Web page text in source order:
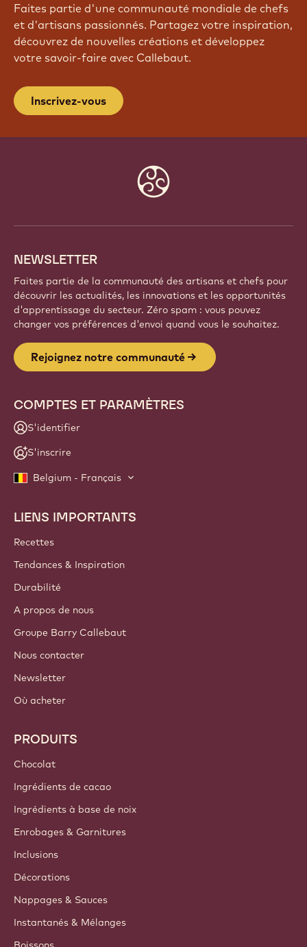
Faites partie d'une communauté mondiale de chefs
et d'artisans passionnés. Partagez votre inspiration,
découvrez de nouvelles créations et développez
votre savoir-faire avec Callebaut.
Inscrivez-vous
NEWSLETTER
Faites partie de la communauté des artisans et chefs pour
découvrir les actualités, les innovations et les opportunités
d'apprentissage du secteur. Zéro spam : vous pouvez
changer vos préférences d'envoi quand vous le souhaitez.
Rejoignez notre communauté
COMPTES ET PARAMÈTRES
S'identifier
S'inscrire
Belgium - Français
Footer
Callebaut
LIENS IMPORTANTS
Recettes
Tendances & Inspiration
Durabilité
A propos de nous
Groupe Barry Callebaut
Nous contacter
Newsletter
Où acheter
PRODUITS
Chocolat
Ingrédients de cacao
Ingrédients à base de noix
Enrobages & Garnitures
Inclusions
Décorations
Nappages & Sauces
Instantanés & Mélanges